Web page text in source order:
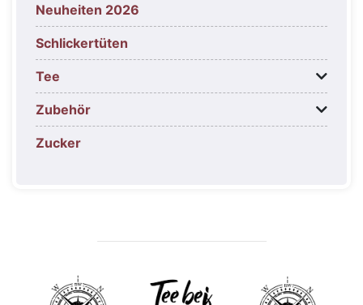
Neuheiten 2026
Schlickertüten
Tee
Zubehör
Zucker